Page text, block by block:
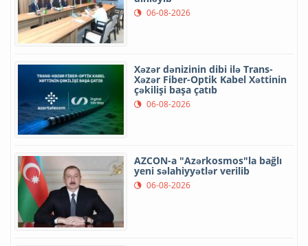
06-08-2026
Xəzər dənizinin dibi ilə Trans-
Xəzər Fiber-Optik Kabel Xəttinin
çəkilişi başa çatıb
06-08-2026
AZCON-a "Azərkosmos"la bağlı
yeni səlahiyyətlər verilib
06-08-2026